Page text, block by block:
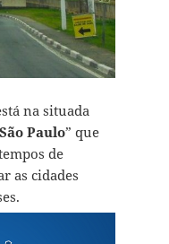
na situada
Paulo” que
de
as cidades